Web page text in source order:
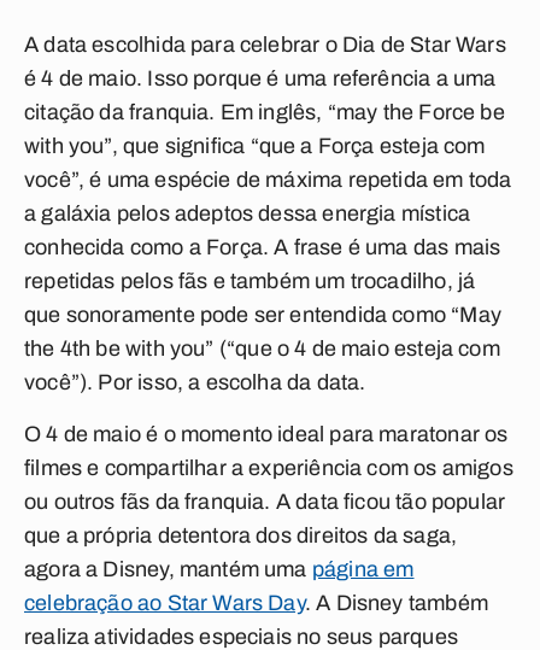
A data escolhida para celebrar o Dia de Star Wars
é 4 de maio. Isso porque é uma referência a uma
citação da franquia. Em inglês, “may the Force be
with you”, que significa “que a Força esteja com
você”, é uma espécie de máxima repetida em toda
a galáxia pelos adeptos dessa energia mística
conhecida como a Força. A frase é uma das mais
repetidas pelos fãs e também um trocadilho, já
que sonoramente pode ser entendida como “May
the 4th be with you” (“que o 4 de maio esteja com
você”). Por isso, a escolha da data.
O 4 de maio é o momento ideal para maratonar os
filmes e compartilhar a experiência com os amigos
ou outros fãs da franquia. A data ficou tão popular
que a própria detentora dos direitos da saga,
agora a Disney, mantém uma página em
celebração ao Star Wars Day. A Disney também
realiza atividades especiais no seus parques